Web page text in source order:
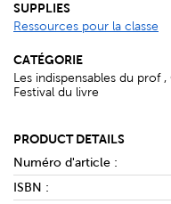
SUPPLIES
Ressources pour la classe
CATÉGORIE
Les indispensables du prof
Festival du livre
PRODUCT DETAILS
Numéro d'article :
ISBN :